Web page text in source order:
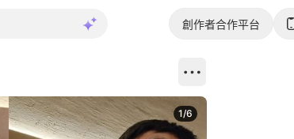
創作者合作平台
1/6